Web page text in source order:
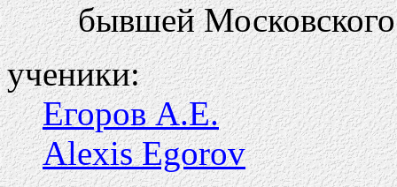
бывшей
ученики:
Егоров А.Е.
Alexis Egorov